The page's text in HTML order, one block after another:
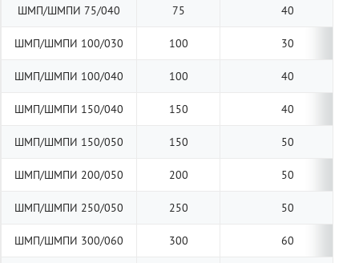
ШМП/ШМПИ 75/040 75 40
ШМП/ШМПИ 100/030 100 30
ШМП/ШМПИ 100/040 100 40
ШМП/ШМПИ 150/040 150 40
ШМП/ШМПИ 150/050 150 50
ШМП/ШМПИ 200/050 200 50
ШМП/ШМПИ 250/050 250 50
ШМП/ШМПИ 300/060 300 60